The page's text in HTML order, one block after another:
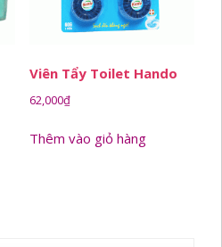
Viên Tẩy Toilet Hando
62,000₫
Thêm vào giỏ hàng